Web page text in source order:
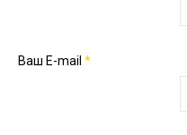
Ваш E-mail *